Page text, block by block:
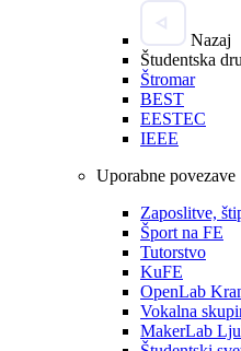
Nazaj
Študentska
Štromar
BEST
EESTEC
IEEE
Uporabne povezave
Zaposlitve,
Šport na FE
Tutorstvo
KuFE
OpenLab
Vokalna
MakerLab